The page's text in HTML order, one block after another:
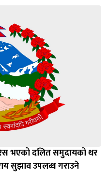
भएको दलित समुदायको थर
सुझाव उपलब्ध गराउने